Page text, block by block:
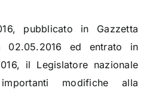
pubblicato in Gazzetta
02.05.2016 ed entrato in
il Legislatore nazionale
modifiche alla